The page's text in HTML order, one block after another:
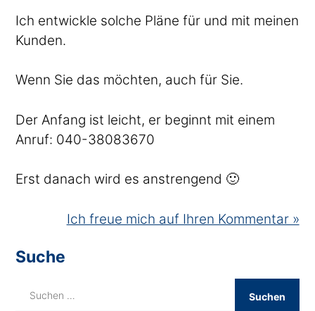
Ich entwickle solche Pläne für und mit meinen
Kunden.
Wenn Sie das möchten, auch für Sie.
Der Anfang ist leicht, er beginnt mit einem
Anruf: 040-38083670
Erst danach wird es anstrengend 🙂
Ich freue mich auf Ihren Kommentar »
Suche